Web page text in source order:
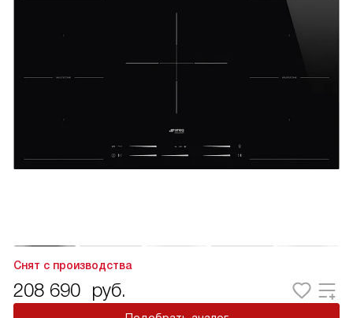
Снят с производства
208 690 руб.